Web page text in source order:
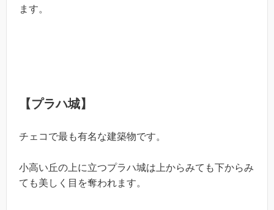
ます。
【プラハ城】
チェコで最も有名な建築物です。
小高い丘の上に立つプラハ城は上からみても下からみ
ても美しく目を奪われます。